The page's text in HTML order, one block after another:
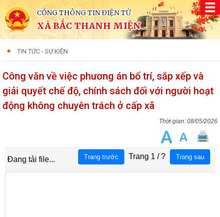
CỔNG THÔNG TIN ĐIỆN TỬ
XÃ BẮC THANH MIỆN
TIN TỨC - SỰ KIỆN
Công văn về việc phương án bố trí, sắp xếp và
giải quyết chế độ, chính sách đối với người hoạt
động không chuyên trách ở cấp xã
08/05/2026